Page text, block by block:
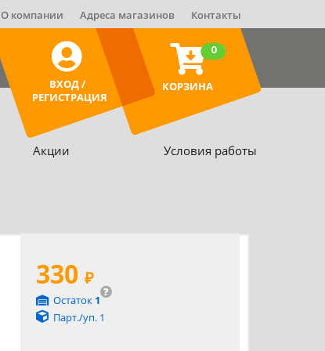
О компании Адреса магазинов Контакты
ВХОД /
РЕГИСТРАЦИЯ
КОРЗИНА
0
Акции Условия работы
330 ₽
?
Остаток 1
Парт./уп. 1